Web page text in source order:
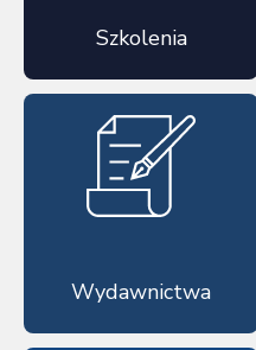
Szkolenia
Wydawnictwa